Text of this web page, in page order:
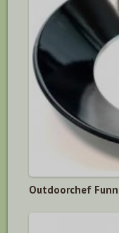
Outdoorchef